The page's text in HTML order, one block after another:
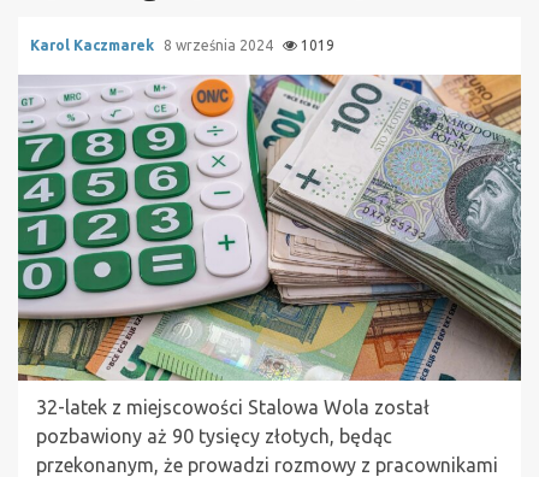
Karol Kaczmarek 8 września 2024 1019
32-latek z miejscowości Stalowa Wola został
pozbawiony aż 90 tysięcy złotych, będąc
przekonanym, że prowadzi rozmowy z pracownikami